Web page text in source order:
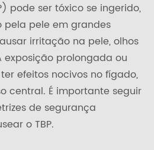
pode ser tóxico se ingerido,
pela pele em grandes
irritação na pele, olhos
exposição prolongada ou
efeitos nocivos no fígado,
central. É importante seguir
de segurança
o TBP.